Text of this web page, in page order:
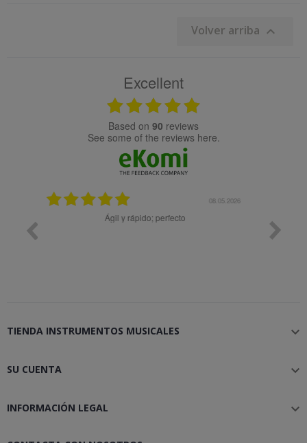
Volver arriba 
Excellent
based on 90 reviews
see some of the reviews here.
08.04.2026
Muy bien
TIENDA INSTRUMENTOS MUSICALES 
SU CUENTA 
INFORMACIÓN LEGAL 